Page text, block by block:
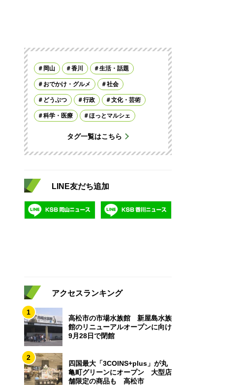
岡山 香川 生活・話題
おでかけ・グルメ 社会
どうぶつ 行政 文化・芸術
科学・医療 ほっとマルシェ
タグ一覧はこちら
LINE友だち追加
アクセスランキング
1
高松市の市場水族館 新屋島水族
館のリニューアルオープンに向け
9月28日で閉館
2
四国最大「3COINS+plus」が丸
亀町グリーンにオープン 大型店
舗限定の商品も 高松市